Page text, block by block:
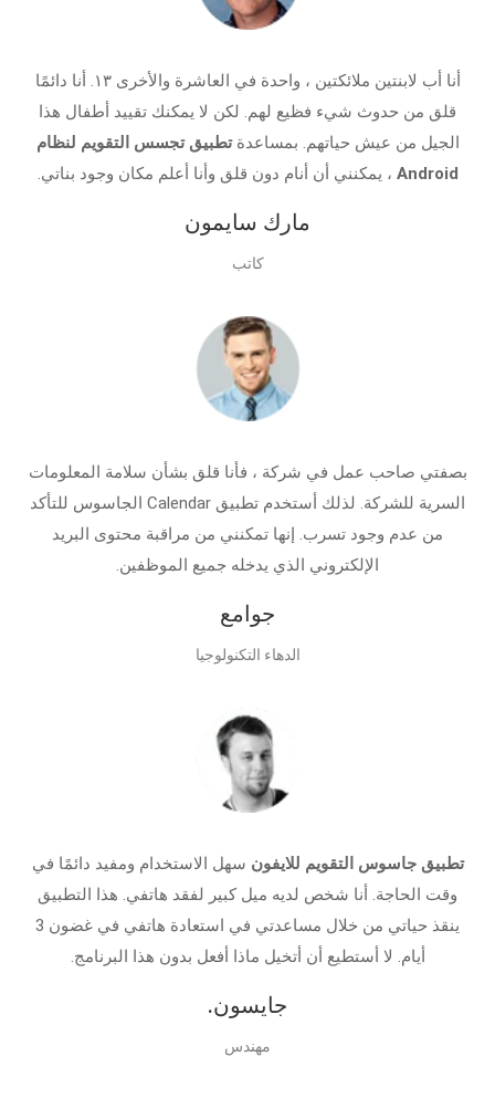
أنا أب لابنتين ملائكتين ، واحدة في العاشرة والأخرى ١٣. أنا دائمًا
قلق من حدوث شيء فظيع لهم. لكن لا يمكنك تقييد أطفال هذا
الجيل من عيش حياتهم. بمساعدة تطبيق تجسس التقويم لنظام
Android ، يمكنني أن أنام دون قلق وأنا أعلم مكان وجود بناتي.
مارك سايمون
كاتب
بصفتي صاحب عمل في شركة ، فأنا قلق بشأن سلامة المعلومات
السرية للشركة. لذلك أستخدم تطبيق Calendar الجاسوس للتأكد
من عدم وجود تسرب. إنها تمكنني من مراقبة محتوى البريد
الإلكتروني الذي يدخله جميع الموظفين.
جوامع
الدهاء التكنولوجيا
تطبيق جاسوس التقويم للايفون سهل الاستخدام ومفيد دائمًا في
وقت الحاجة. أنا شخص لديه ميل كبير لفقد هاتفي. هذا التطبيق
ينقذ حياتي من خلال مساعدتي في استعادة هاتفي في غضون 3
أيام. لا أستطيع أن أتخيل ماذا أفعل بدون هذا البرنامج.
جايسون.
مهندس